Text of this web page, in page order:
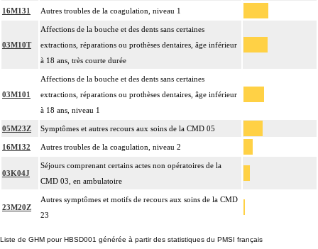
16M131 Autres troubles de la coagulation, niveau 1
03M10T
Affections de la bouche et des dents sans certaines
extractions, réparations ou prothèses dentaires, âge inférieur
à 18 ans, très courte durée
03M101
Affections de la bouche et des dents sans certaines
extractions, réparations ou prothèses dentaires, âge inférieur
à 18 ans, niveau 1
05M23Z Symptômes et autres recours aux soins de la CMD 05
16M132 Autres troubles de la coagulation, niveau 2
03K04J
Séjours comprenant certains actes non opératoires de la
CMD 03, en ambulatoire
23M20Z
Autres symptômes et motifs de recours aux soins de la CMD
23
Liste de GHM pour HBSD001 générée à partir des statistiques du PMSI français